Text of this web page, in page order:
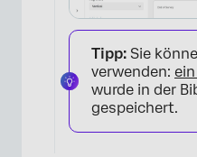
Tipp: Sie
verwenden:
wurde in der
gespeichert.